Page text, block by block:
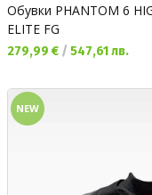
Обувки PHANTOM 6
ELITE FG
Текуща цена:
279,99 € / 547,61 лв.
NEW